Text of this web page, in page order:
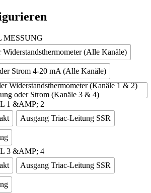
MESSUNG
Widerstandsthermometer (Alle Kanäle)
Strom 4-20 mA (Alle Kanäle)
Widerstandsthermometer (Kanäle 1 & 2)
oder Strom (Kanäle 3 & 4)
1 &AMP; 2
Ausgang Triac-Leitung SSR
3 &AMP; 4
Ausgang Triac-Leitung SSR